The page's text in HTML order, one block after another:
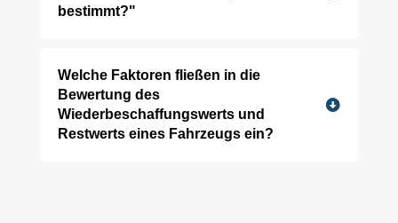
bestimmt?"
Welche Faktoren fließen in die
Bewertung des
Wiederbeschaffungswerts und
Restwerts eines Fahrzeugs ein?